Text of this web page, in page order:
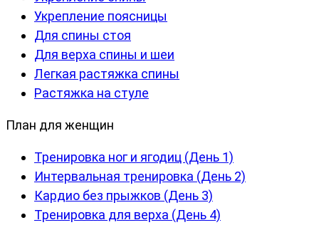
Укрепление поясницы
Для спины стоя
Для верха спины и шеи
Легкая растяжка спины
Растяжка на стуле
План для женщин
Тренировка ног и ягодиц (День 1)
Интервальная тренировка (День 2)
Кардио без прыжков (День 3)
Тренировка для верха (День 4)